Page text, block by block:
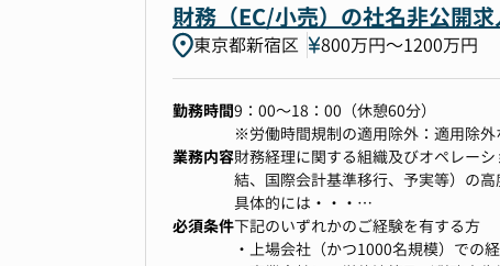
います。
①急成長企業の企業価値向上を最前線
ており、その最前線で活躍できるポ
自身のキャリア市場価値を飛躍的に高
②広い業務領域への挑戦が可能
成長企業特有の多彩なコーポレート
ナルとしての経験を積むことが可能
【業務内容】
『～日本一になりたい方へ～AIで日本
現在トレンド真っ只中のAI産業。生成
百社もの生成AIスタートアップが誕生
その中で当社こそがAI革命を起こす
将来のIPOを見据え、管理/経理部長
※組織拡大に伴い、CFO採用も予定し
※下記①~⑤がメインの業務となりま
て、ご対応頂きます。
財務（EC/小売）の社名非公開
東京都新宿区 800万円〜1200万円
勤務時間9：00～18：00（休憩60分）
※労働時間規制の適用除外：適用除外
業務内容財務経理に関する組織及びオペレー
結、国際会計基準移行、予実等）の
具体的には・・・
■連結経理
連結決算、開示業務のオペレーショ
必須条件下記のいずれかのご経験を有する方
・上場会社（かつ1000名規模）での